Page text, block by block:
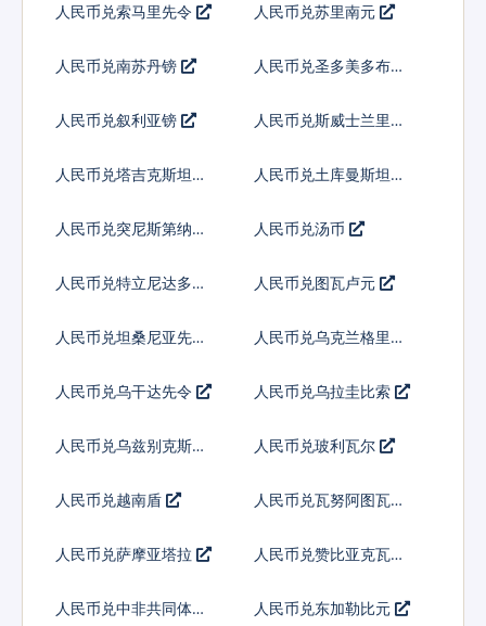
人民币兑索马里先令 人民币兑苏里南元
人民币兑南苏丹镑 人民币兑圣多美多布拉
人民币兑叙利亚镑
人民币兑斯威士兰里兰
人民币兑塔吉克斯坦索
人民币兑土库曼斯坦马
人民币兑突尼斯第纳尔 人民币兑汤币
人民币兑特立尼达多巴
人民币兑图瓦卢元
人民币兑坦桑尼亚先令
人民币兑乌克兰格里夫
人民币兑乌干达先令 人民币兑乌拉圭比索
人民币兑乌兹别克斯坦
人民币兑玻利瓦尔
人民币兑越南盾 人民币兑瓦努阿图瓦图
人民币兑萨摩亚塔拉 人民币兑赞比亚克瓦查
人民币兑中非共同体法 人民币兑东加勒比元